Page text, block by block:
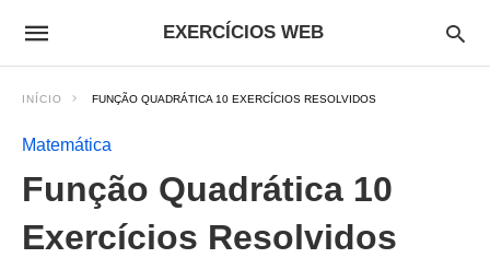
EXERCÍCIOS WEB
INÍCIO FUNÇÃO QUADRÁTICA 10 EXERCÍCIOS RESOLVIDOS
Matemática
Função Quadrática 10
Exercícios Resolvidos